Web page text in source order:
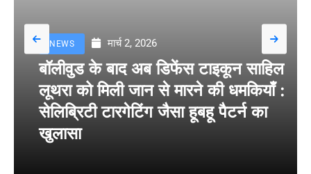
NEWS मार्च 2, 2026
बॉलीवुड के बाद अब डिफेंस टाइकून साहिल
लूथरा को मिली जान से मारने की धमकियाँ :
सेलिब्रिटी टारगेटिंग जैसा हूबहू पैटर्न का
खुलासा